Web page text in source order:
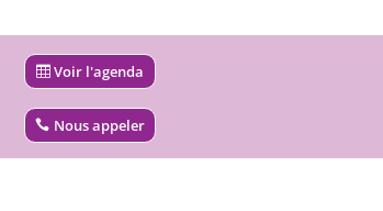
Voir l'agenda
Nous appeler